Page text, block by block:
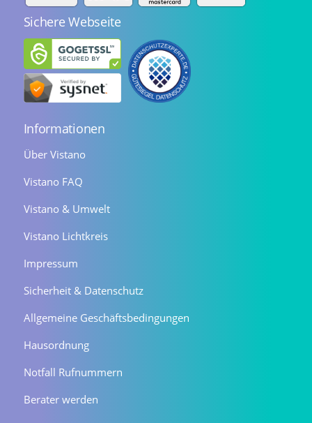
Sichere Webseite
Informationen
Über Vistano
Vistano FAQ
Vistano & Umwelt
Vistano Lichtkreis
Impressum
Sicherheit & Datenschutz
Allgemeine Geschäftsbedingungen
Hausordnung
Notfall Rufnummern
Berater werden